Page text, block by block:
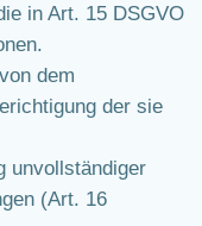
in Art. 15 DSGVO
dem
der sie
unvollständiger
(Art. 16